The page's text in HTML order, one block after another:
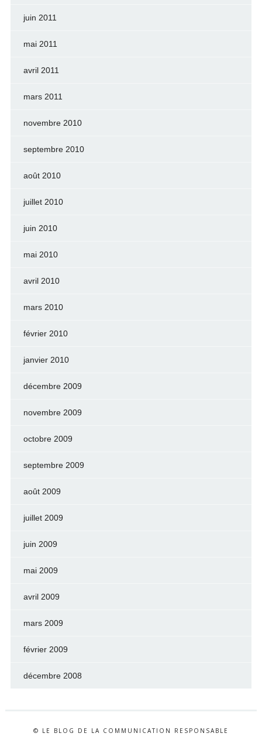
juin 2011
mai 2011
avril 2011
mars 2011
novembre 2010
septembre 2010
août 2010
juillet 2010
juin 2010
mai 2010
avril 2010
mars 2010
février 2010
janvier 2010
décembre 2009
novembre 2009
octobre 2009
septembre 2009
août 2009
juillet 2009
juin 2009
mai 2009
avril 2009
mars 2009
février 2009
décembre 2008
© LE BLOG DE LA COMMUNICATION RESPONSABLE